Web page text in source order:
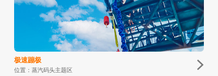
极速蹦极
位置：蒸汽码头主题区